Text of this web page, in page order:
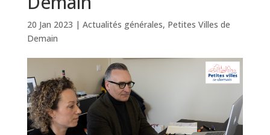
20 Jan 2023 | Actualités générales, Petites Villes de
Demain